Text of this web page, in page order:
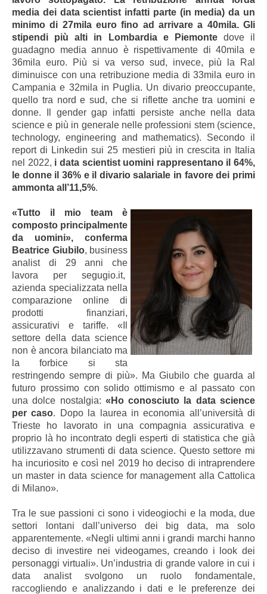
media dei data scientist infatti parte (in media) da un
minimo di 27mila euro fino ad arrivare a 40mila. Gli
stipendi più alti in Lombardia e Piemonte dove il
guadagno media annuo è rispettivamente di 40mila e
36mila euro. Più si va verso sud, invece, più la Ral
diminuisce con una retribuzione media di 33mila euro in
Campania e 32mila in Puglia. Un divario preoccupante,
quello tra nord e sud, che si riflette anche tra uomini e
donne. Il gender gap infatti persiste anche nella data
science e più in generale nelle professioni stem (science,
technology, engineering and mathematics). Secondo il
report di Linkedin sui 25 mestieri più in crescita in Italia
nel 2022, i data scientist uomini rappresentano il 64%,
le donne il 36% e il divario salariale in favore dei primi
ammonta all’11,5%.
«Tutto il mio team è
composto principalmente
da uomini», conferma
Beatrice Giubilo, business
analist di 29 anni che
lavora per segugio.it,
azienda specializzata nella
comparazione online di
prodotti finanziari,
assicurativi e tariffe. «Il
settore della data science
non è ancora bilanciato ma
la forbice si sta
restringendo sempre di più». Ma Giubilo che guarda al
futuro prossimo con solido ottimismo e al passato con
una dolce nostalgia: «Ho conosciuto la data science
per caso. Dopo la laurea in economia all’università di
Trieste ho lavorato in una compagnia assicurativa e
proprio là ho incontrato degli esperti di statistica che già
utilizzavano strumenti di data science. Questo settore mi
ha incuriosito e così nel 2019 ho deciso di intraprendere
un master in data science for management alla Cattolica
di Milano».
Tra le sue passioni ci sono i videogiochi e la moda, due
settori lontani dall’universo dei big data, ma solo
apparentemente. «Negli ultimi anni i grandi marchi hanno
deciso di investire nei videogames, creando i look dei
personaggi virtuali». Un’industria di grande valore in cui i
data analist svolgono un ruolo fondamentale,
raccogliendo e analizzando i dati e le preferenze dei